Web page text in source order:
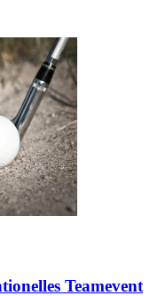
Teamevent